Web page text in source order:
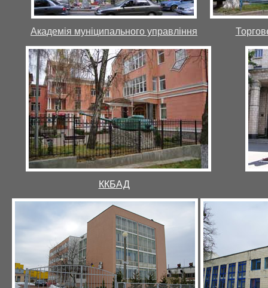
Академія муніципального управління
ККБАД